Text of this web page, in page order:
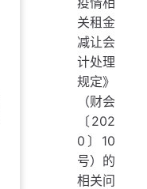
关租金
减让会
计处理
规定》
（财会
〔202
0〕10
号）的
相关问